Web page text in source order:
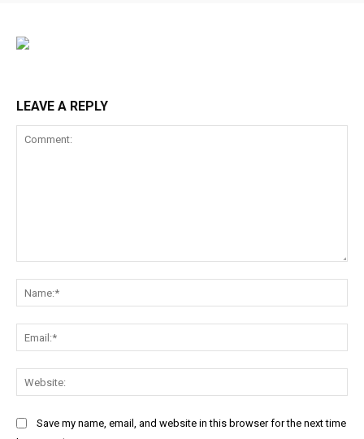
LEAVE A REPLY
Save my name, email, and website in this browser for the next time